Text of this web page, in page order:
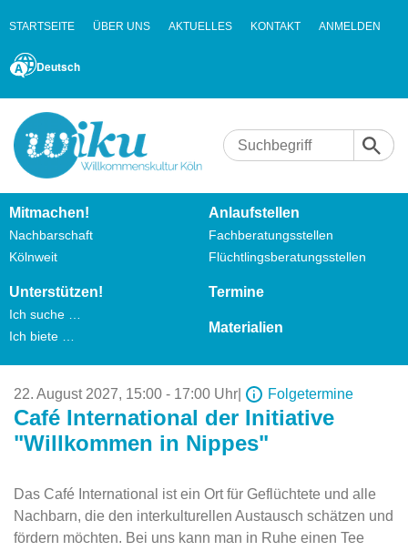
STARTSEITE ÜBER UNS AKTUELLES KONTAKT ANMELDEN
Deutsch
Mitmachen!
Nachbarschaft
Kölnweit
Anlaufstellen
Fachberatungsstellen
Flüchtlingsberatungsstellen
Unterstützen!
Ich suche …
Ich biete …
Termine
Materialien
22. August 2027, 15:00 - 17:00 Uhr Folgetermine
Café International der Initiative
"Willkommen in Nippes"
Das Café International ist ein Ort für Geflüchtete und alle
Nachbarn, die den interkulturellen Austausch schätzen und
fördern möchten. Bei uns kann man in Ruhe einen Tee